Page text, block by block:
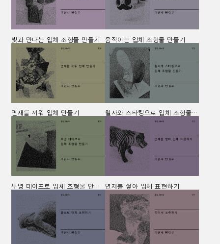
빛과 만나는 입체 조형물 만들기 움직이는 입체 조형물 만들기
면재를 끼워 입체 만들기 철사와 스타킹으로 입체 조형물 만들기
투명 테이프로 입체 조형물 만들기 면재를 쌓아 입체 표현하기